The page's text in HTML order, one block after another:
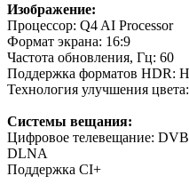
Изображение:
Процессор: Q4 AI Processor
Формат экрана: 16:9
Частота обновления, Гц: 60
Поддержка форматов HDR:
Технология улучшения
Системы вещания:
Цифровое телевещание:
DLNA
Поддержка CI+